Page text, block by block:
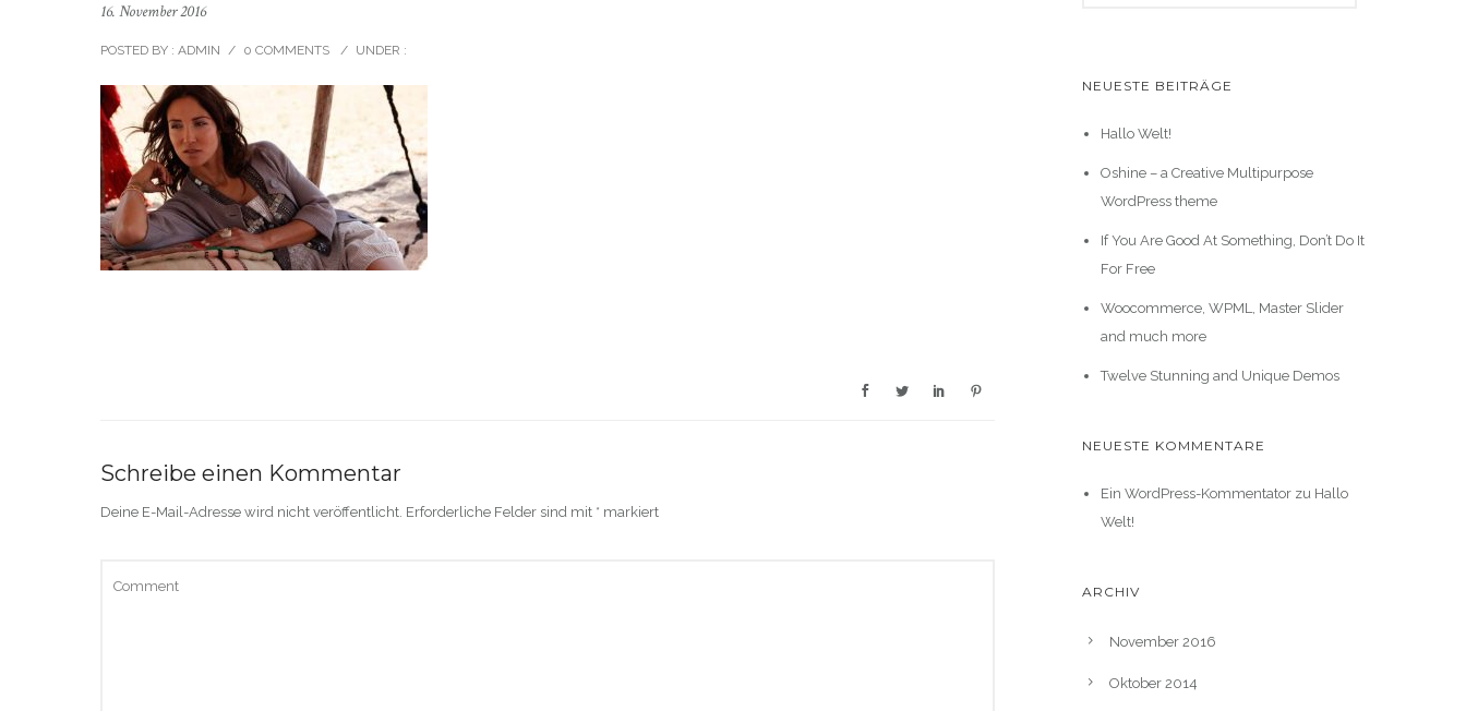
16. November 2016
POSTED BY : ADMIN / 0 COMMENTS / UNDER :
Schreibe einen Kommentar
Deine E-Mail-Adresse wird nicht veröffentlicht. Erforderliche Felder sind mit * markiert
NEUESTE BEITRÄGE
Hallo Welt!
Oshine – a Creative Multipurpose
WordPress theme
If You Are Good At Something, Don’t Do It
For Free
Woocommerce, WPML, Master Slider
and much more
Twelve Stunning and Unique Demos
NEUESTE KOMMENTARE
Ein WordPress-Kommentatorzu Hallo
Welt!
ARCHIV
November 2016
Oktober 2014